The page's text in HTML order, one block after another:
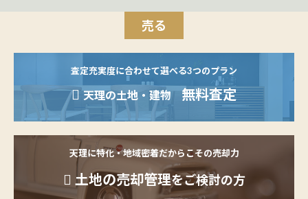
売る
査定充実度に合わせて選べる3つのプラン
天理の土地・建物 無料査定
天理に特化・地域密着だからこその売却力
土地の売却管理をご検討の方